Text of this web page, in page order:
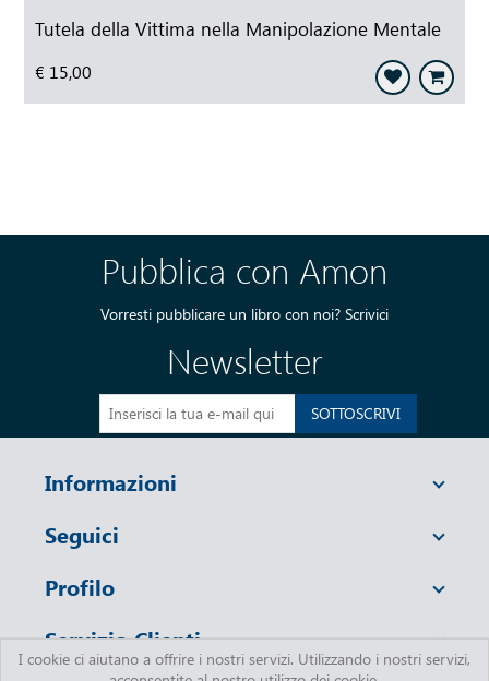
Tutela della Vittima nella Manipolazione Mentale
€ 15,00
Pubblica con Amon
Vorresti pubblicare un libro con noi? Scrivici
Newsletter
SOTTOSCRIVI
Informazioni
Seguici
Profilo
Servizio Clienti
I cookie ci aiutano a offrire i nostri servizi. Utilizzando i nostri servizi,